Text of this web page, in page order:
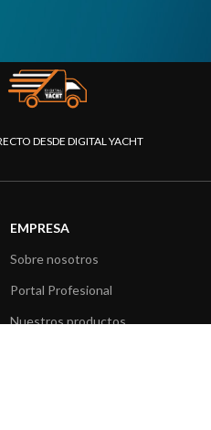
DESDE DIGITAL YACHT
EMPRESA
Sobre nosotros
Portal Profesional
Nuestros productos